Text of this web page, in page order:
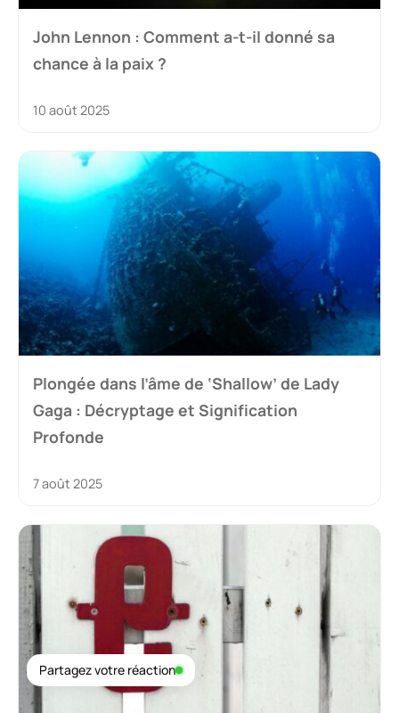
John Lennon : Comment a-t-il donné sa
chance à la paix ?
10 août 2025
Plongée dans l’âme de ‘Shallow’ de Lady
Gaga : Décryptage et Signification
Profonde
7 août 2025
Partagez votre réaction